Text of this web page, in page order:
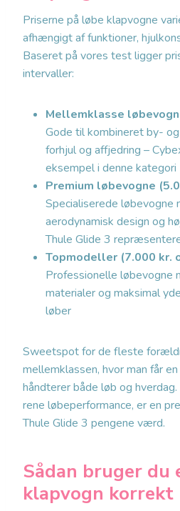
Priserne på løbe klapvogne
afhængigt af funktioner,
Baseret på vores test ligger
intervaller:
Mellemklasse
Gode til kombineret by-
forhjul og affjedring –
eksempel i denne kategori
Premium løbevogne
Specialiserede løbevogne
aerodynamisk design og
Thule Glide 3
Topmodeller (7.000 kr.
Professionelle løbevogne
materialer og maksimal
løber
Sweetspot for de fleste
mellemklassen, hvor man får
håndterer både løb og
rene løbeperformance, er en
Thule Glide 3 pengene værd.
Sådan bruger du
klapvogn korrekt